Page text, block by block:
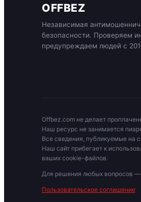
OFFBEZ
Независимая
безопасности. Проверяем
предупреждаем людей с
Offbez.com не делает
Наш ресурс не занимается
Все сведения, публикуемые на
Наш сайт прибегает к
ваших cookie-файлов.
Для решения любых вопросов
Пользовательское соглашение